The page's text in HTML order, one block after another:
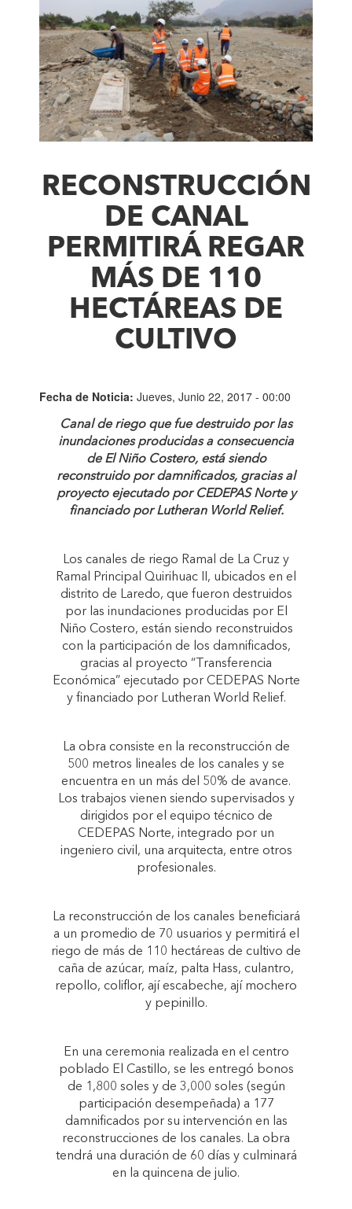
RECONSTRUCCIÓN
DE CANAL
PERMITIRÁ REGAR
MÁS DE 110
HECTÁREAS DE
CULTIVO
Fecha de Noticia: Jueves, Junio 22, 2017 - 00:00
Canal de riego que fue destruido por las
inundaciones producidas a consecuencia
de El Niño Costero, está siendo
reconstruido por damnificados, gracias al
proyecto ejecutado por CEDEPAS Norte y
financiado por Lutheran World Relief.
Los canales de riego Ramal de La Cruz y
Ramal Principal Quirihuac II, ubicados en el
distrito de Laredo, que fueron destruidos
por las inundaciones producidas por El
Niño Costero, están siendo reconstruidos
con la participación de los damnificados,
gracias al proyecto “Transferencia
Económica” ejecutado por CEDEPAS Norte
y financiado por Lutheran World Relief.
La obra consiste en la reconstrucción de
500 metros lineales de los canales y se
encuentra en un más del 50% de avance.
Los trabajos vienen siendo supervisados y
dirigidos por el equipo técnico de
CEDEPAS Norte, integrado por un
ingeniero civil, una arquitecta, entre otros
profesionales.
La reconstrucción de los canales beneficiará
a un promedio de 70 usuarios y permitirá el
riego de más de 110 hectáreas de cultivo de
caña de azúcar, maíz, palta Hass, culantro,
repollo, coliflor, ají escabeche, ají mochero
y pepinillo.
En una ceremonia realizada en el centro
poblado El Castillo, se les entregó bonos
de 1,800 soles y de 3,000 soles (según
participación desempeñada) a 177
damnificados por su intervención en las
reconstrucciones de los canales. La obra
tendrá una duración de 60 días y culminará
en la quincena de julio.